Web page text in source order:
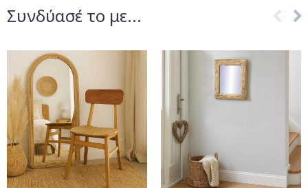
Συνδύασέ το με...